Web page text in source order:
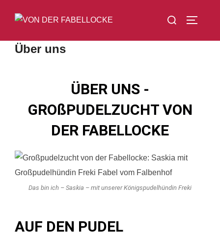
Inhalt
Suchen
Über uns
ÜBER UNS -
GROßPUDELZUCHT VON
DER FABELLOCKE
Das bin ich – Saskia – mit unserer Königspudelhündin Freki
AUF DEN PUDEL